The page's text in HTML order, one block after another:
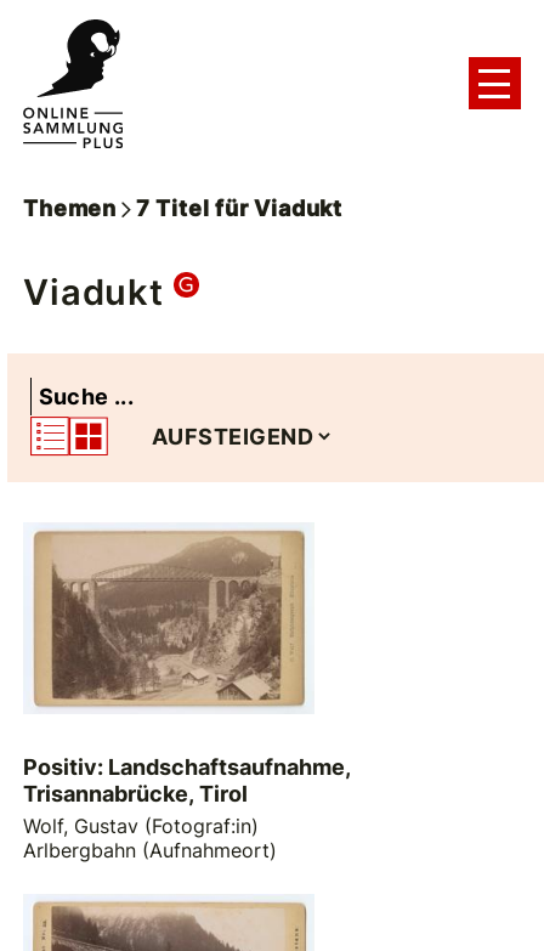
Themen 7 Titel fürViadukt
Viadukt
Positiv: Landschaftsaufnahme,
Trisannabrücke, Tirol
Wolf, Gustav (Fotograf:in)
Arlbergbahn (Aufnahmeort)